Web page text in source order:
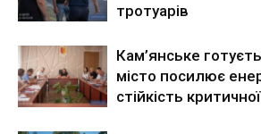
тротуарів
Кам’янське
місто посилює
стійкість